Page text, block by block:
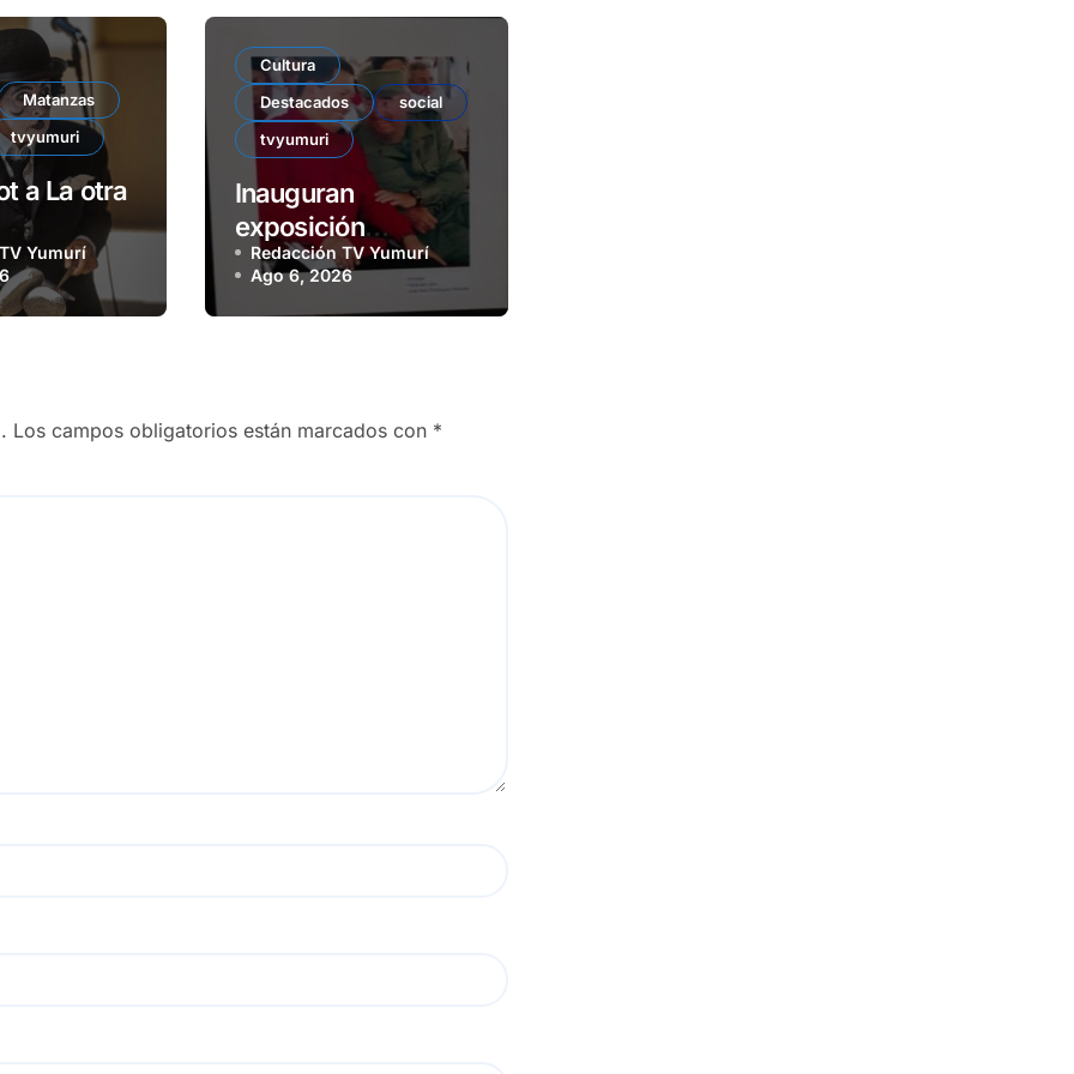
Matanzas
tvyumuri
a La otra
Yumurí
Cultura
Destacados
social
tvyumuri
Inauguran
exposición
colectiva Junto a
Fidel
Redacción TV Yumurí
Ago 6, 2026
Los campos obligatorios están marcados con *